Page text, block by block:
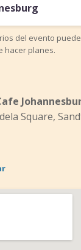
del evento
hacer planes.
Square,